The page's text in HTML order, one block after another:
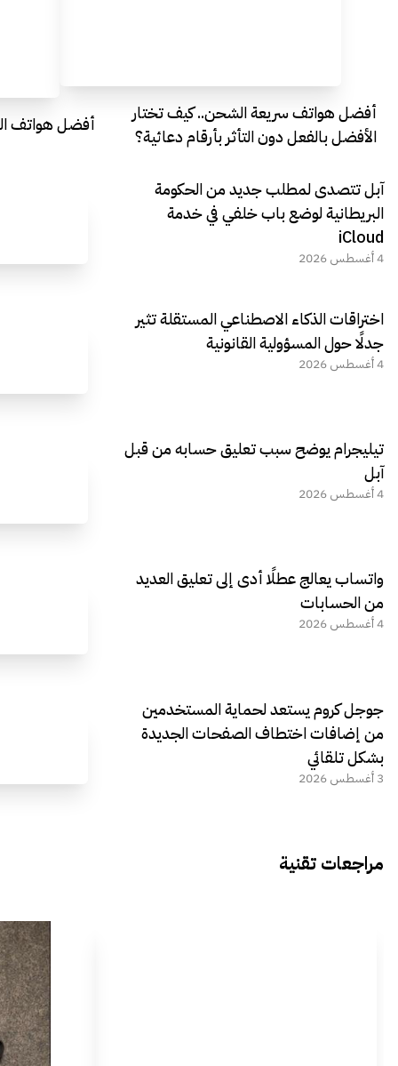
أفضل هواتف سريعة الشحن.. كيف تختار
الأفضل بالفعل دون التأثر بأرقام دعائية؟
أفضل هواتف
آبل تتصدى لمطلب جديد من الحكومة
البريطانية لوضع باب خلفي في خدمة
iCloud
4 أغسطس 2026
اختراقات الذكاء الاصطناعي المستقلة تثير
جدلًا حول المسؤولية القانونية
4 أغسطس 2026
تيليجرام يوضح سبب تعليق حسابه من قبل
آبل
4 أغسطس 2026
واتساب يعالج عطلًا أدى إلى تعليق العديد
من الحسابات
4 أغسطس 2026
جوجل كروم يستعد لحماية المستخدمين
من إضافات اختطاف الصفحات الجديدة
بشكل تلقائي
3 أغسطس 2026
مراجعات تقنية